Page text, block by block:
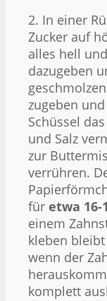
2. In einer
Zucker auf
alles hell
dazugeben
zugeben
Schüssel
und Salz
zur
verrühren.
für etwa
einem
kleben
wenn der
komplett